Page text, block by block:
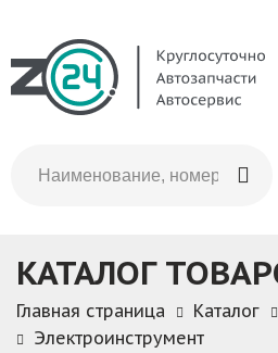
КАТАЛОГ
Главная страница Каталог
Электроинструмент